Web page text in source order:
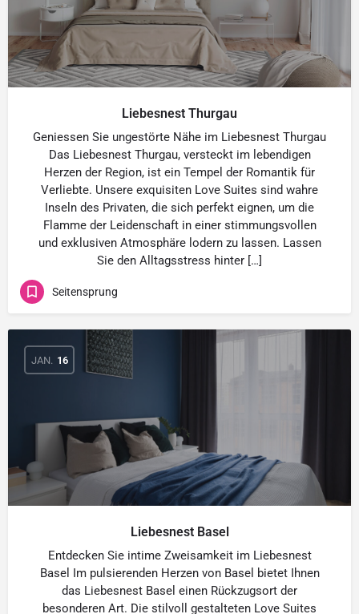
Liebesnest Thurgau
Geniessen Sie ungestörte Nähe im Liebesnest Thurgau
Das Liebesnest Thurgau, versteckt im lebendigen
Herzen der Region, ist ein Tempel der Romantik für
Verliebte. Unsere exquisiten Love Suites sind wahre
Inseln des Privaten, die sich perfekt eignen, um die
Flamme der Leidenschaft in einer stimmungsvollen
und exklusiven Atmosphäre lodern zu lassen. Lassen
Sie den Alltagsstress hinter […]
Seitensprung
JAN. 16
Liebesnest Basel
Entdecken Sie intime Zweisamkeit im Liebesnest
Basel Im pulsierenden Herzen von Basel bietet Ihnen
das Liebesnest Basel einen Rückzugsort der
besonderen Art. Die stilvoll gestalteten Love Suites